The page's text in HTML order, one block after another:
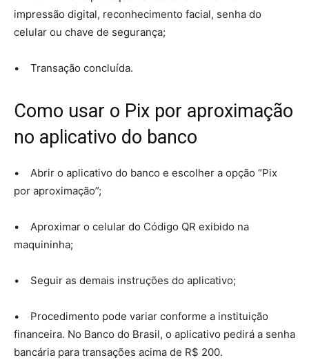
impressão digital, reconhecimento facial, senha do
celular ou chave de segurança;
• Transação concluída.
Como usar o Pix por aproximação
no aplicativo do banco
• Abrir o aplicativo do banco e escolher a opção “Pix
por aproximação”;
• Aproximar o celular do Código QR exibido na
maquininha;
• Seguir as demais instruções do aplicativo;
• Procedimento pode variar conforme a instituição
financeira. No Banco do Brasil, o aplicativo pedirá a senha
bancária para transações acima de R$ 200.